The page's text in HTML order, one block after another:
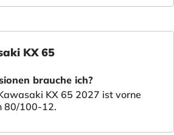
KX 65
brauche ich?
KX 65 2027 ist vorne
80/100-12.